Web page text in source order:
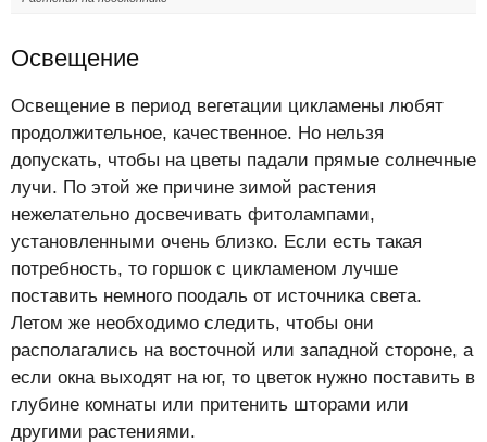
Освещение
Освещение в период вегетации цикламены любят
продолжительное, качественное. Но нельзя
допускать, чтобы на цветы падали прямые солнечные
лучи. По этой же причине зимой растения
нежелательно досвечивать фитолампами,
установленными очень близко. Если есть такая
потребность, то горшок с цикламеном лучше
поставить немного поодаль от источника света.
Летом же необходимо следить, чтобы они
располагались на восточной или западной стороне, а
если окна выходят на юг, то цветок нужно поставить в
глубине комнаты или притенить шторами или
другими растениями.